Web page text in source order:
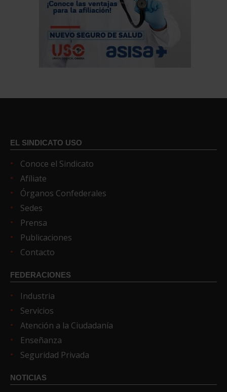
EL SINDICATO USO
Conoce el Sindicato
Afíliate
Órganos Confederales
Sedes
Prensa
Publicaciones
Contacto
FEDERACIONES
Industria
Servicios
Atención a la Ciudadanía
Enseñanza
Seguridad Privada
NOTICIAS